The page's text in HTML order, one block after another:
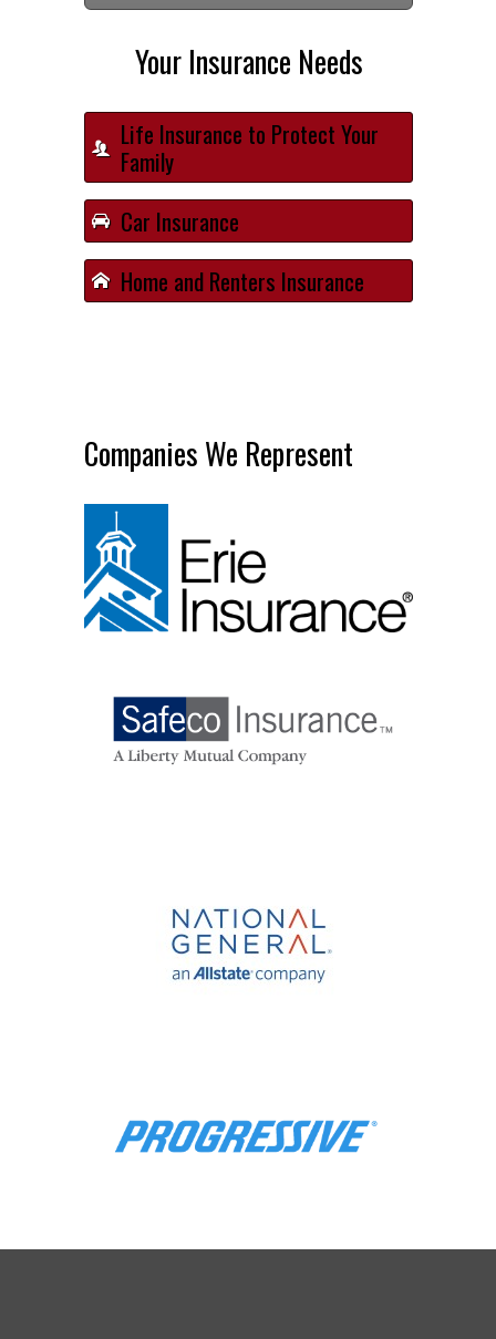
Your Insurance Needs
Life Insurance to Protect Your
Family
Car Insurance
Home and Renters Insurance
Companies We Represent